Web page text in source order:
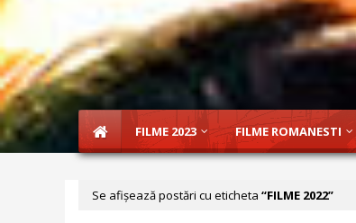
FILME 2023 FILME ROMANESTI
Se afișează postări cu eticheta FILME 2022